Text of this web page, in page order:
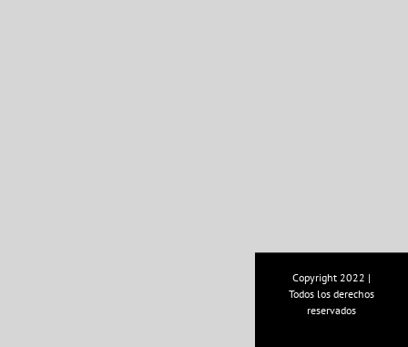
Copyright 2022 |
Todos los derechos
reservados